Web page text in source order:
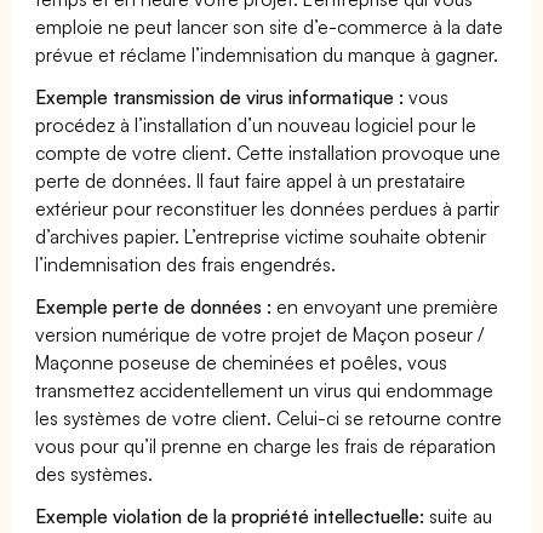
emploie ne peut lancer son site d’e-commerce à la date
prévue et réclame l’indemnisation du manque à gagner.
Exemple transmission de virus informatique : vous
procédez à l’installation d’un nouveau logiciel pour le
compte de votre client. Cette installation provoque une
perte de données. Il faut faire appel à un prestataire
extérieur pour reconstituer les données perdues à partir
d’archives papier. L’entreprise victime souhaite obtenir
l’indemnisation des frais engendrés.
Exemple perte de données : en envoyant une première
version numérique de votre projet de Maçon poseur /
Maçonne poseuse de cheminées et poêles, vous
transmettez accidentellement un virus qui endommage
les systèmes de votre client. Celui-ci se retourne contre
vous pour qu’il prenne en charge les frais de réparation
des systèmes.
Exemple violation de la propriété intellectuelle: suite au